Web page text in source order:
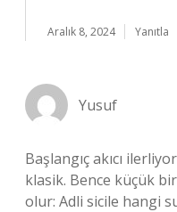
Aralık 8, 2024 Yanıtla
Yusuf
Başlangıç akıcı
klasik. Bence küçük
olur: Adli sicile hangi